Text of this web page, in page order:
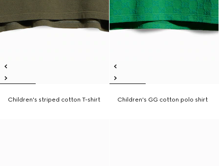
Children's striped cotton T-shirt Children's GG cotton polo shirt